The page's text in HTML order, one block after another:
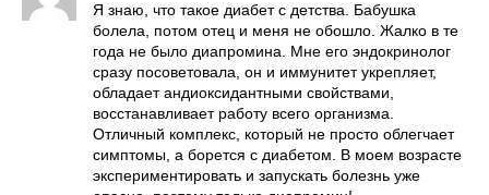
Я знаю, что такое диабет с детства. Бабушка
болела, потом отец и меня не обошло. Жалко в те
года не было диапромина. Мне его эндокринолог
сразу посоветовала, он и иммунитет укрепляет,
обладает андиоксидантными свойствами,
восстанавливает работу всего организма.
Отличный комплекс, который не просто облегчает
симптомы, а борется с диабетом. В моем возрасте
экспериментировать и запускать болезнь уже